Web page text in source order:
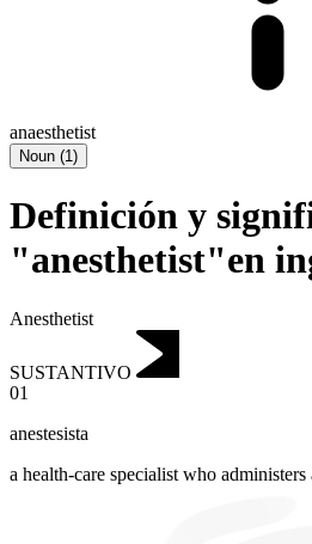
anaesthetist
Noun (1)
Definición y
"anesthetist"en
Anesthetist
SUSTANTIVO
01
anestesista
a health-care specialist who